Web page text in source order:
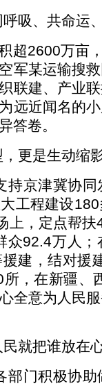
吸、共命运
超2600万亩
军某运输搜
联建、产业
远近闻名的
答卷。
更是生动缩
持京津冀协
工程建设
上，定点帮
众92.4万人
建，结对援
，在新疆、
全意为人民
就把谁放在
部门积极协